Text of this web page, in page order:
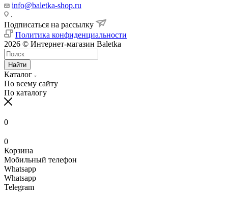
info@baletka-shop.ru
.
Подписаться на рассылку
Политика конфиденциальности
2026 © Интернет-магазин Baletka
Найти
Каталог
По всему сайту
По каталогу
0
0
Корзина
Мобильный телефон
Whatsapp
Whatsapp
Telegram